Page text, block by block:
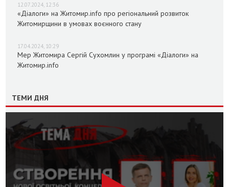
12.07.2024, 12:36
«Діалоги» на Житомир.info про регіональний розвиток
Житомирщини в умовах воєнного стану
17.04.2024, 10:29
Мер Житомира Сергій Сухомлин у програмі «Діалоги» на
Житомир.info
ТЕМИ ДНЯ